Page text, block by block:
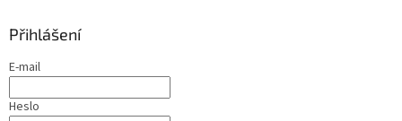
Přihlášení
E-mail
Heslo